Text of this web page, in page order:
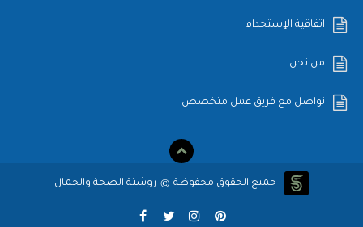
اتفاقية الإستخدام
من نحن
تواصل مع فريق عمل متخصص
جميع الحقوق محفوظة © روشتة الصحة والجمال